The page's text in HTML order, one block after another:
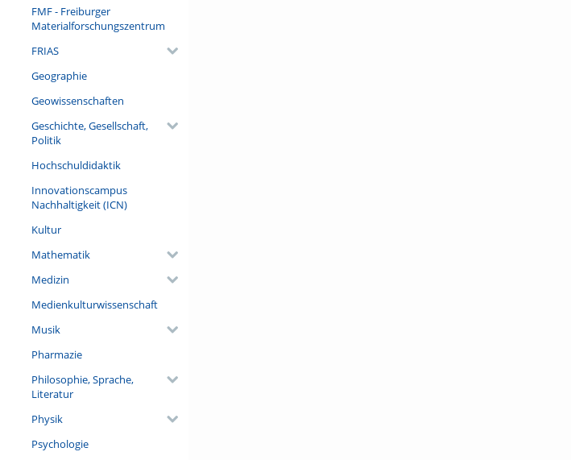
FMF - Freiburger
Materialforschungszentrum
FRIAS
Geographie
Geowissenschaften
Geschichte, Gesellschaft,
Politik
Hochschuldidaktik
Innovationscampus
Nachhaltigkeit (ICN)
Kultur
Mathematik
Medizin
Medienkulturwissenschaft
Musik
Pharmazie
Philosophie, Sprache,
Literatur
Physik
Psychologie